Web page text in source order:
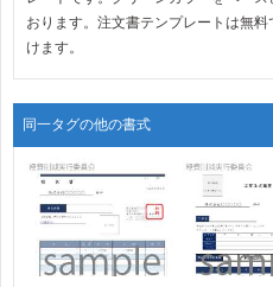
おります。注文書テンプレートは無
けます。
同一タグの他の書式